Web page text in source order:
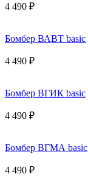
4 490 ₽
Бомбер ВАВТ basic
4 490 ₽
Бомбер ВГИК basic
4 490 ₽
Бомбер ВГМА basic
4 490 ₽